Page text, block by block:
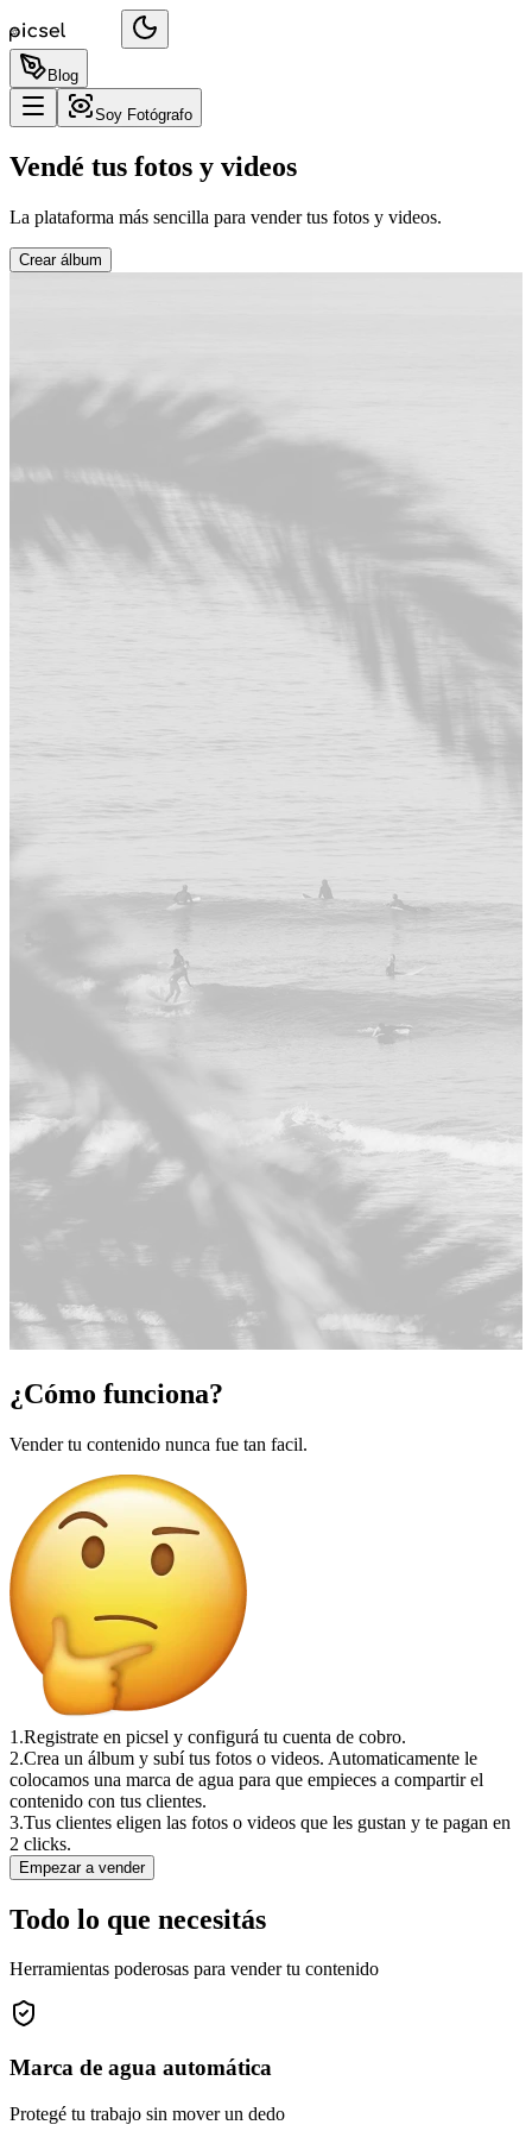
Blog
Soy Fotógrafo
Vendé tus fotos y videos
La plataforma más sencilla para vender tus fotos y videos.
Crear álbum
¿Cómo funciona?
Vender tu contenido nunca fue tan facil.
1.Registrate en picsel y configurá tu cuenta de cobro.
2.Crea un álbum y subí tus fotos o videos. Automaticamente le
colocamos una marca de agua para que empieces a compartir el
contenido con tus clientes.
3.Tus clientes eligen las fotos o videos que les gustan y te pagan en
2 clicks.
Empezar a vender
Todo lo que necesitás
Herramientas poderosas para vender tu contenido
Marca de agua automática
Protegé tu trabajo sin mover un dedo